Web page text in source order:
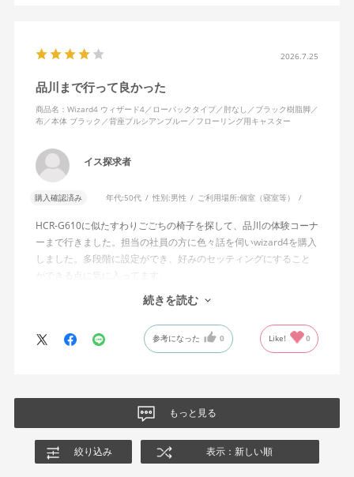
含めれば私より体重の軽い利用者は数多くいると思われるため、
あれば、ロッキング機能としてどのような使用感を想定している
のか疑問に感じています。
角度でもバランスをとりやすい反力特性に自動調整する機能」と
説明されています。しかし、この機能と、最弱設定でも背もたれ
説明を読んでも理解できませんでした。
問い合わせに対しては、「オートフィットシンクロロッキングの
反力特性を自動調整する機能が働いているため」「Wizard2とは機
構が異なるため、同じ挙動にはならない」との回答をいただきま
強度調整との関係や、最弱設定であっても大きな反力が残る理由
製品自体に不具合があるとは考えていませんが、少なくとも私の
ングの特性や体重による使用感の違いが、より分かりやすく案内
されることを期待します。
2026.7.25
品川まで行って良かった
商品名：Wizard4 ウィザード4／ローバックタイプ／肘なし／ブラック樹脂脚／
布／本体 ブラック／背座プルシアンブルー／フローリング用キャスター
イス探求者
購入確認済み 年代:50代 性別:男性 ご利用場所:個室（寝室等）
HCR-G610に似たすわりごごちの椅子を探して、品川の体験コーナ
ーまで行きました。担当の社員の方に色々話を伺いwizard4を購入
しました。多段階に設定ができ、好みのセッティングにすること
ができる点に気に入ってます。
しいて言えば、座面がもう少し硬めが好みに近かったなと思いま
す。座面の硬さまで調節出来る機能が有れば完璧だと思います。
続きを読む
参考になった 0 Like! 0
もっと見る
絞り込み 表示：新しい順